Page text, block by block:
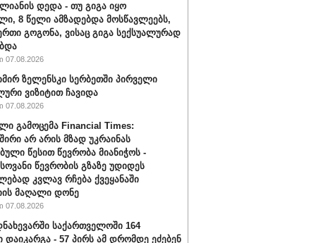
დედა - თუ გიგა იყო
8 წელი ამზადებდა მოსწავლეებს,
გოგონა, ვისაც გიგა სექსუალურად
07.08.2026
ზელენსკი სერბეთში პირველი
ვიზიტით ჩავიდა
07.08.2026
გამოცემა Financial Times:
არ არის მზად უკრაინას
წესით წევრობა მიანიჭოს -
წევრობის გზაზე უდიდეს
კვლავ რჩება ქვეყანაში
მაღალი დონე
07.08.2026
საქართველოში 164
დაიკარგა - 57 პირს ამ დრომდე ეძებენ